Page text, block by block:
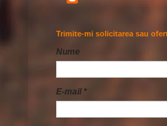
Trimite-mi solicitarea sau
Nume
E-mail *